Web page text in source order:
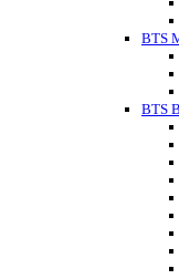
BTS
BTS